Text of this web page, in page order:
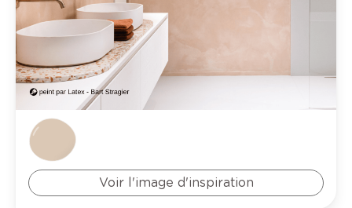
Voir l'image d'inspiration